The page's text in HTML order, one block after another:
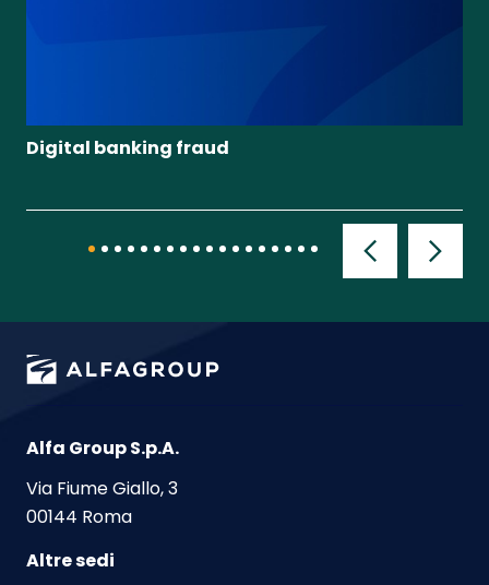
Digital banking fraud
Alfa Group S.p.A.
Via Fiume Giallo, 3
00144 Roma
Altre sedi